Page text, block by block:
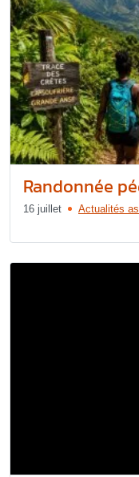
Randonnée
16 juillet Actualités